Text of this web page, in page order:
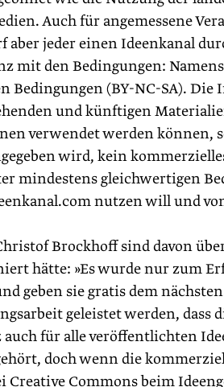
Auch für angemessene
aber jeder einen Ideenkanal
mit den Bedingungen:
Bedingungen (BY-NC-SA).
und künftigen
verwendet werden können,
wird, kein
mindestens gleichwertigen
nutzen will und
Brockhoff sind davon
hätte: »Es wurde nur zum
geben sie gratis dem
geleistet werden,
für alle veröffentlichten
doch wenn die
Creative Commons beim